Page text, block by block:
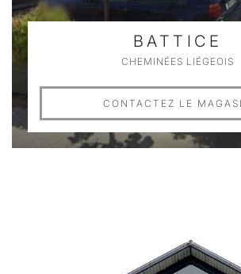
BATTICE
CHEMINÉES LIÉGEOIS
CONTACTEZ LE